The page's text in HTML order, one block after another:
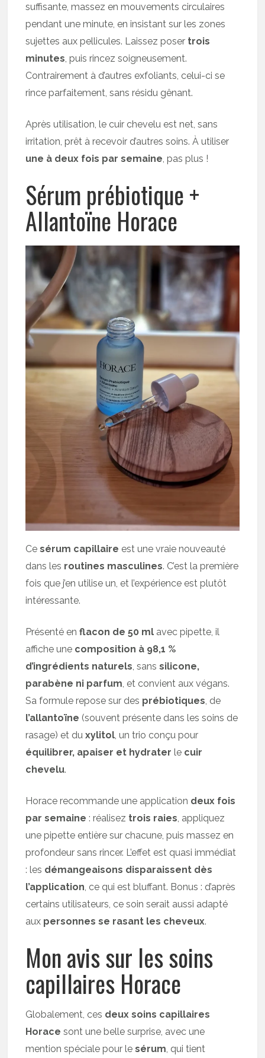
suffisante, massez en mouvements circulaires
pendant une minute, en insistant sur les zones
sujettes aux pellicules. Laissez poser trois
minutes, puis rincez soigneusement.
Contrairement à d’autres exfoliants, celui-ci se
rince parfaitement, sans résidu gênant.
Après utilisation, le cuir chevelu est net, sans
irritation, prêt à recevoir d’autres soins. À utiliser
une à deux fois par semaine, pas plus !
Sérum prébiotique +
Allantoïne Horace
Cesérum capillaire est une vraie nouveauté
dans les routines masculines. C’est la première
fois que j’en utilise un, et l’expérience est plutôt
intéressante.
Présenté enflacon de 50 ml avec pipette, il
affiche une composition à 98,1 %
d’ingrédients naturels, sanssilicone,
parabène ni parfum, et convient aux végans.
Sa formule repose sur des prébiotiques, de
l’allantoïne (souvent présente dans les soins de
rasage) et duxylitol, un trio conçu pour
équilibrer, apaiser et hydrater le cuir
chevelu.
Horace recommande une application deux fois
par semaine : réalisez trois raies, appliquez
une pipette entière sur chacune, puis massez en
profondeur sans rincer. L’effet est quasi immédiat
: les démangeaisons disparaissent dès
l’application, ce qui est bluffant. Bonus : d’après
certains utilisateurs, ce soin serait aussi adapté
aux personnes se rasant les cheveux.
Mon avis sur les soins
capillaires Horace
Globalement, ces deux soins capillaires
Horace sont une belle surprise, avec une
mention spéciale pour lesérum, qui tient